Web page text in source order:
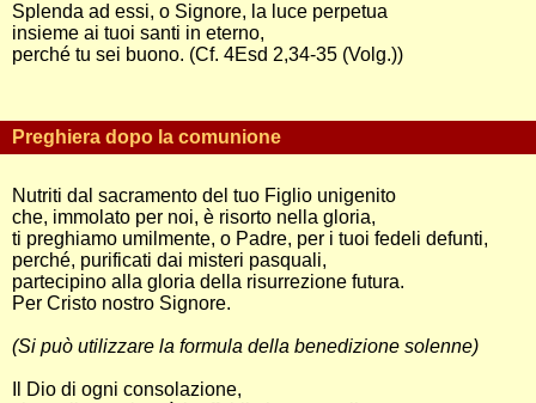
Splenda ad essi, o Signore, la luce perpetua
insieme ai tuoi santi in eterno,
perché tu sei buono. (Cf. 4Esd 2,34-35 (Volg.))
Preghiera dopo la comunione
Nutriti dal sacramento del tuo Figlio unigenito
che, immolato per noi, è risorto nella gloria,
ti preghiamo umilmente, o Padre, per i tuoi fedeli defunti,
perché, purificati dai misteri pasquali,
partecipino alla gloria della risurrezione futura.
Per Cristo nostro Signore.
(Si può utilizzare la formula della benedizione solenne)
Il Dio di ogni consolazione,